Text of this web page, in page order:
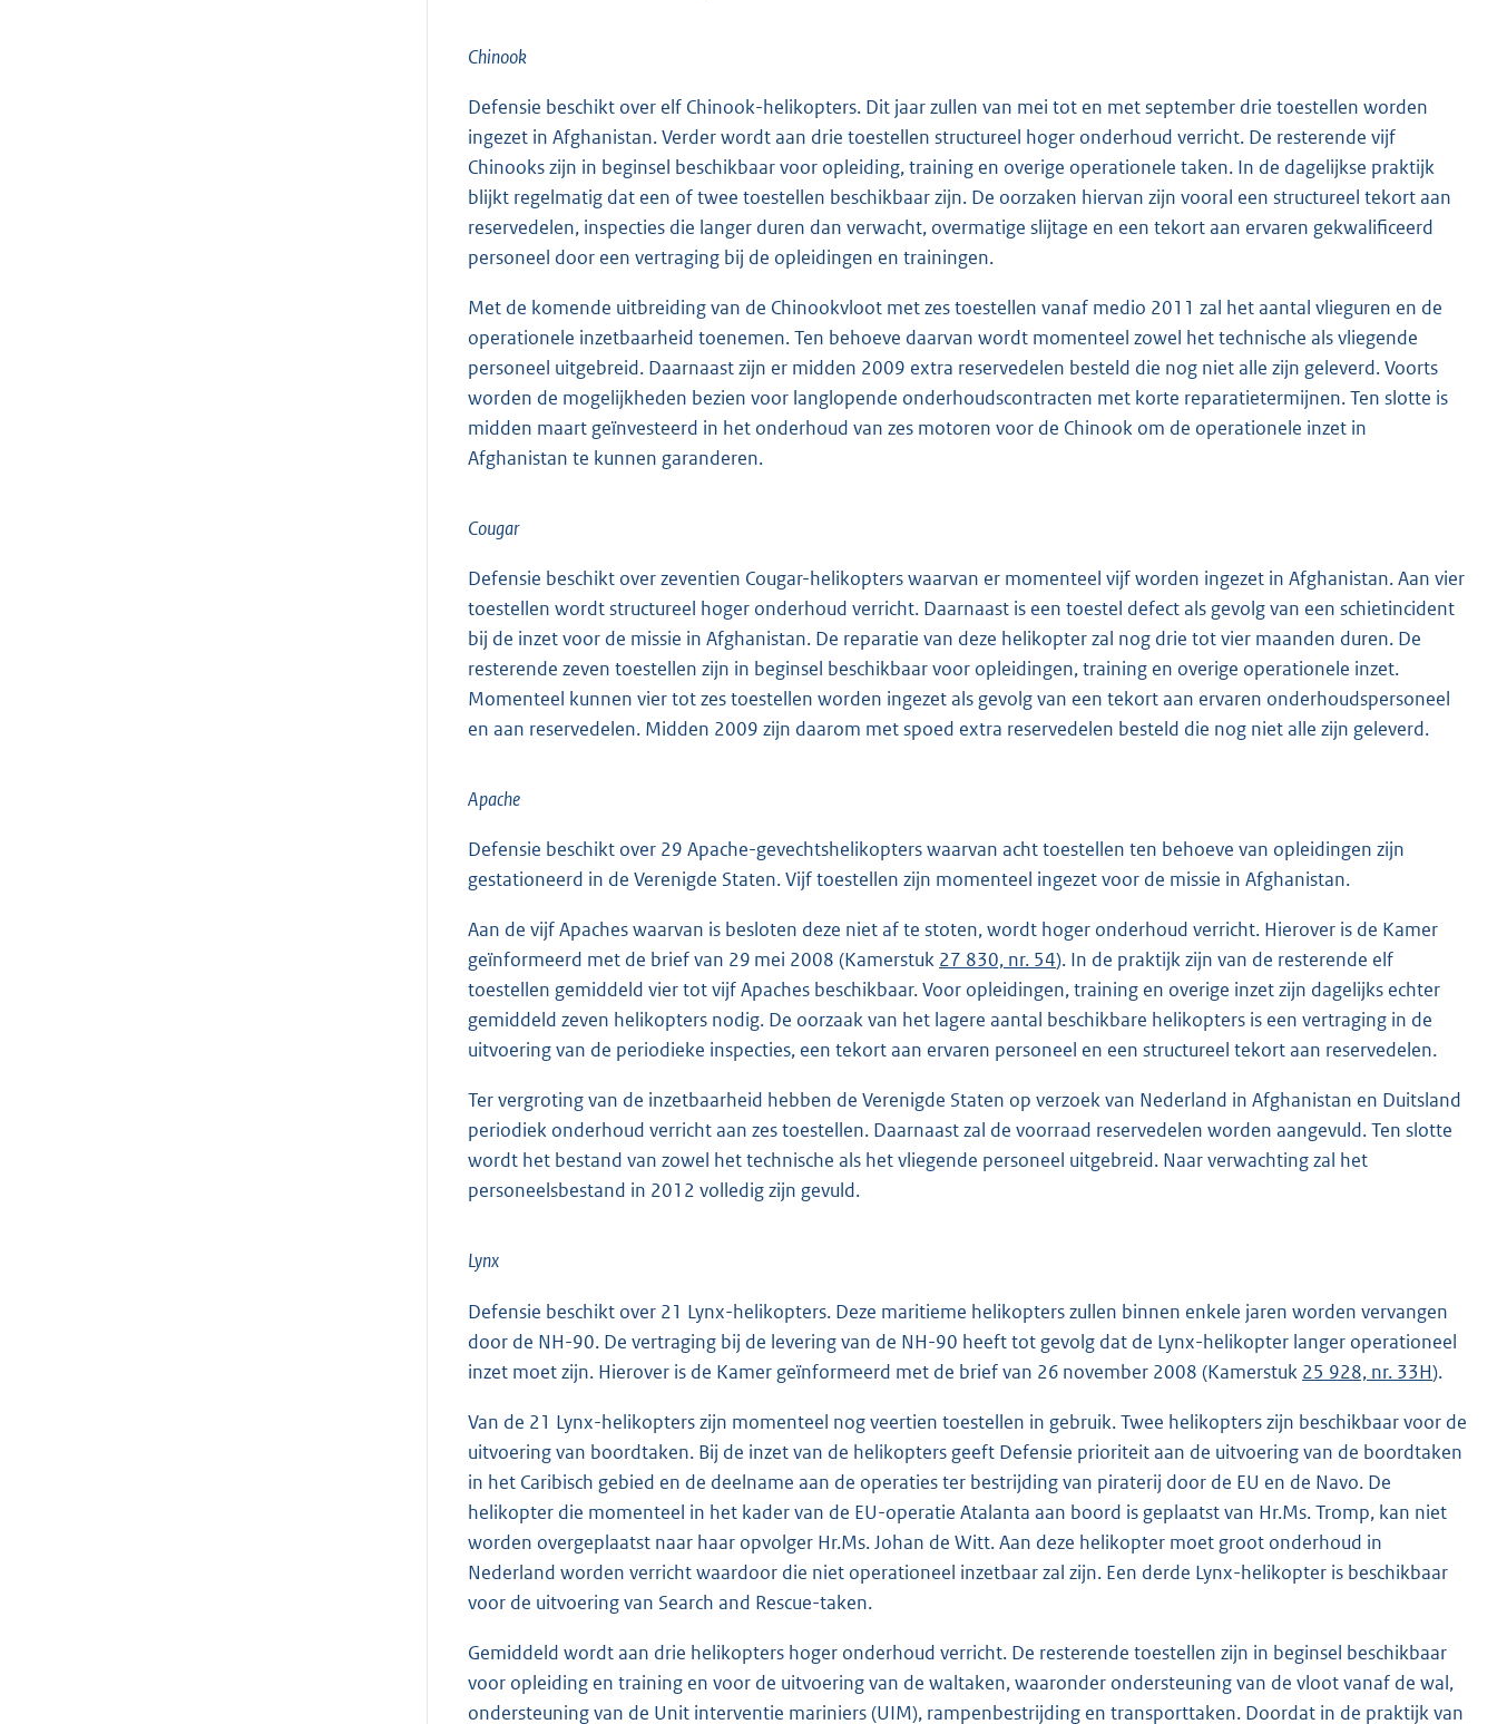
Chinook
Defensie beschikt over elf Chinook-helikopters. Dit jaar zullen van mei tot en met september drie toestellen worden
ingezet in Afghanistan. Verder wordt aan drie toestellen structureel hoger onderhoud verricht. De resterende vijf
Chinooks zijn in beginsel beschikbaar voor opleiding, training en overige operationele taken. In de dagelijkse praktijk
blijkt regelmatig dat een of twee toestellen beschikbaar zijn. De oorzaken hiervan zijn vooral een structureel tekort aan
reservedelen, inspecties die langer duren dan verwacht, overmatige slijtage en een tekort aan ervaren gekwalificeerd
personeel door een vertraging bij de opleidingen en trainingen.
Met de komende uitbreiding van de Chinookvloot met zes toestellen vanaf medio 2011 zal het aantal vlieguren en de
operationele inzetbaarheid toenemen. Ten behoeve daarvan wordt momenteel zowel het technische als vliegende
personeel uitgebreid. Daarnaast zijn er midden 2009 extra reservedelen besteld die nog niet alle zijn geleverd. Voorts
worden de mogelijkheden bezien voor langlopende onderhoudscontracten met korte reparatietermijnen. Ten slotte is
midden maart geïnvesteerd in het onderhoud van zes motoren voor de Chinook om de operationele inzet in
Afghanistan te kunnen garanderen.
Cougar
Defensie beschikt over zeventien Cougar-helikopters waarvan er momenteel vijf worden ingezet in Afghanistan. Aan vier
toestellen wordt structureel hoger onderhoud verricht. Daarnaast is een toestel defect als gevolg van een schietincident
bij de inzet voor de missie in Afghanistan. De reparatie van deze helikopter zal nog drie tot vier maanden duren. De
resterende zeven toestellen zijn in beginsel beschikbaar voor opleidingen, training en overige operationele inzet.
Momenteel kunnen vier tot zes toestellen worden ingezet als gevolg van een tekort aan ervaren onderhoudspersoneel
en aan reservedelen. Midden 2009 zijn daarom met spoed extra reservedelen besteld die nog niet alle zijn geleverd.
Apache
Defensie beschikt over 29 Apache-gevechtshelikopters waarvan acht toestellen ten behoeve van opleidingen zijn
gestationeerd in de Verenigde Staten. Vijf toestellen zijn momenteel ingezet voor de missie in Afghanistan.
Aan de vijf Apaches waarvan is besloten deze niet af te stoten, wordt hoger onderhoud verricht. Hierover is de Kamer
geïnformeerd met de brief van 29 mei 2008 (Kamerstuk 27 830, nr. 54). In de praktijk zijn van de resterende elf
toestellen gemiddeld vier tot vijf Apaches beschikbaar. Voor opleidingen, training en overige inzet zijn dagelijks echter
gemiddeld zeven helikopters nodig. De oorzaak van het lagere aantal beschikbare helikopters is een vertraging in de
uitvoering van de periodieke inspecties, een tekort aan ervaren personeel en een structureel tekort aan reservedelen.
Ter vergroting van de inzetbaarheid hebben de Verenigde Staten op verzoek van Nederland in Afghanistan en Duitsland
periodiek onderhoud verricht aan zes toestellen. Daarnaast zal de voorraad reservedelen worden aangevuld. Ten slotte
wordt het bestand van zowel het technische als het vliegende personeel uitgebreid. Naar verwachting zal het
personeelsbestand in 2012 volledig zijn gevuld.
Lynx
Defensie beschikt over 21 Lynx-helikopters. Deze maritieme helikopters zullen binnen enkele jaren worden vervangen
door de NH-90. De vertraging bij de levering van de NH-90 heeft tot gevolg dat de Lynx-helikopter langer operationeel
inzet moet zijn. Hierover is de Kamer geïnformeerd met de brief van 26 november 2008 (Kamerstuk 25 928, nr. 33H).
Van de 21 Lynx-helikopters zijn momenteel nog veertien toestellen in gebruik. Twee helikopters zijn beschikbaar voor de
uitvoering van boordtaken. Bij de inzet van de helikopters geeft Defensie prioriteit aan de uitvoering van de boordtaken
in het Caribisch gebied en de deelname aan de operaties ter bestrijding van piraterij door de EU en de Navo. De
helikopter die momenteel in het kader van de EU-operatie Atalanta aan boord is geplaatst van Hr.Ms. Tromp, kan niet
worden overgeplaatst naar haar opvolger Hr.Ms. Johan de Witt. Aan deze helikopter moet groot onderhoud in
Nederland worden verricht waardoor die niet operationeel inzetbaar zal zijn. Een derde Lynx-helikopter is beschikbaar
voor de uitvoering van Search and Rescue-taken.
Gemiddeld wordt aan drie helikopters hoger onderhoud verricht. De resterende toestellen zijn in beginsel beschikbaar
voor opleiding en training en voor de uitvoering van de waltaken, waaronder ondersteuning van de vloot vanaf de wal,
ondersteuning van de Unit interventie mariniers (UIM), rampenbestrijding en transporttaken. Doordat in de praktijk van